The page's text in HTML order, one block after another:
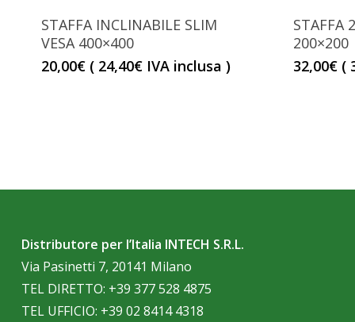
STAFFA INCLINABILE SLIM
VESA 400×400
20,00€ ( 24,40€IVA inclusa )
STAFFA
200×200
32,00€ (
Distributore per l’Italia INTECH S.R.L.
Via Pasinetti 7, 20141 Milano
TEL DIRETTO: +39 377 528 4875
TEL UFFICIO: +39 02 8414 4318